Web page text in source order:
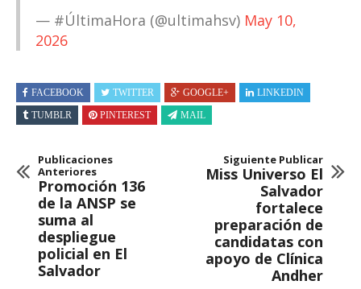
— #ÚltimaHora (@ultimahsv) May 10,
2026
FACEBOOK TWITTER GOOGLE+
LINKEDIN
TUMBLR
PINTEREST MAIL
Publicaciones
Anteriores
Promoción 136
de la ANSP se
suma al
despliegue
policial en El
Salvador
Siguiente Publicar
Miss Universo El
Salvador
fortalece
preparación de
candidatas con
apoyo de Clínica
Andher